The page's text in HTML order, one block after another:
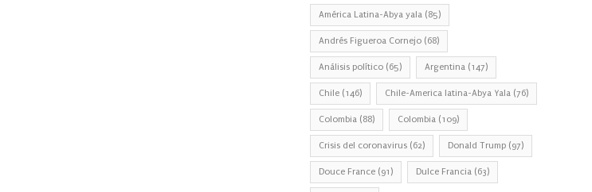
América Latina-Abya yala (85)
Andrés Figueroa Cornejo (68)
Análisis político (65) Argentina (147)
Chile (146) Chile-America latina-Abya Yala (76)
Colombia (88) Colombia (109)
Crisis del coronavirus (62) Donald Trump (97)
Douce France (91) Dulce Francia (63)